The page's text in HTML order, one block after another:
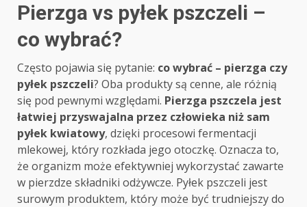
Pierzga vs pyłek pszczeli –
co wybrać?
Często pojawia się pytanie: co wybrać – pierzga czy
pyłek pszczeli? Oba produkty są cenne, ale różnią
się pod pewnymi względami. Pierzga pszczela jest
łatwiej przyswajalna przez człowieka niż sam
pyłek kwiatowy, dzięki procesowi fermentacji
mlekowej, który rozkłada jego otoczkę. Oznacza to,
że organizm może efektywniej wykorzystać zawarte
w pierzdze składniki odżywcze. Pyłek pszczeli jest
surowym produktem, który może być trudniejszy do